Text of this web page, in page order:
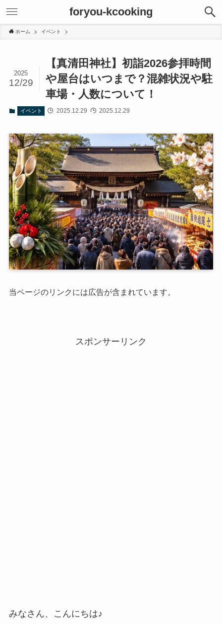
foryou-kcooking
ホーム イベント
【真清田神社】初詣2026参拝時間
や屋台はいつまで？混雑状況や駐
車場・人数について！
2025
12/29
イベント 2025.12.29 2025.12.29
当ページのリンクには広告が含まれています。
スポンサーリンク
みなさん、こんにちは♪